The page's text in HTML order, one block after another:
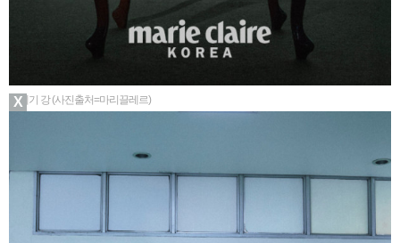
▲메기 강 (사진출처=마리끌레르)
X